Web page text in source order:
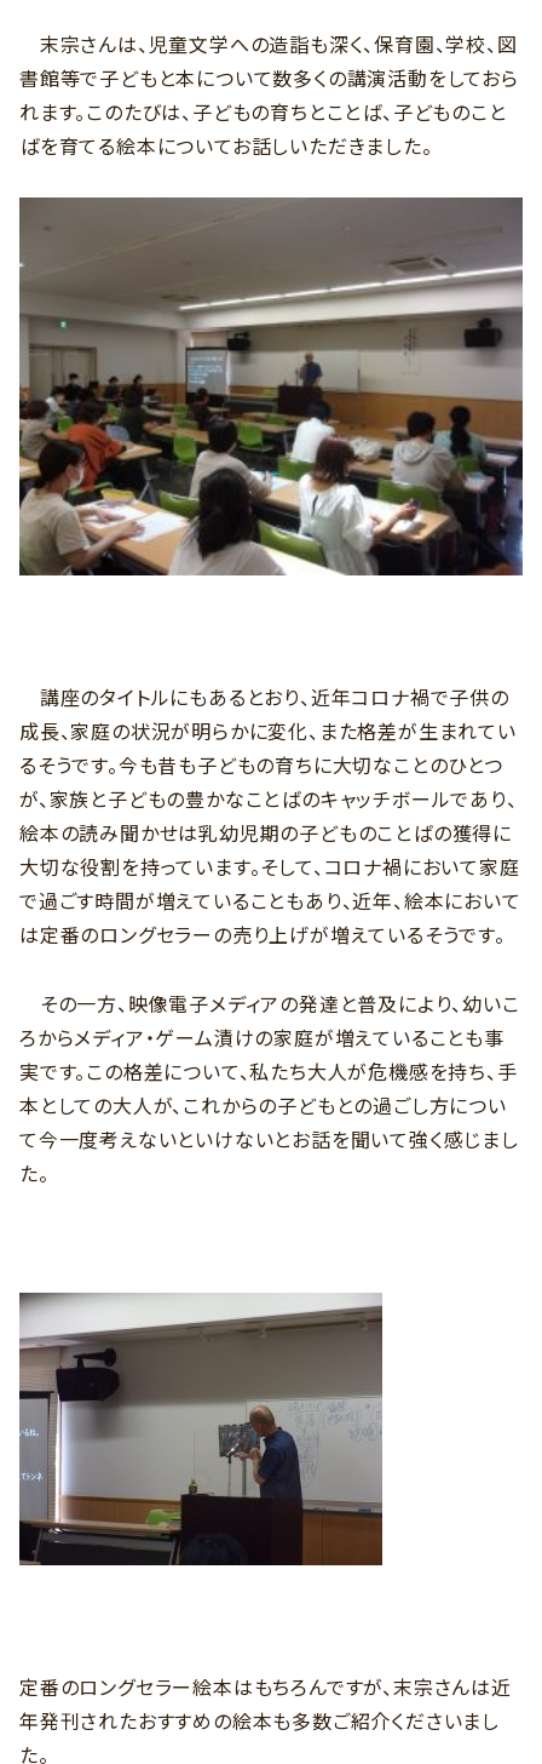
末宗さんは、児童文学への造詣も深く、保育園、学校、図
書館等で子どもと本について数多くの講演活動をしておら
れます。このたびは、子どもの育ちとことば、子どものこと
ばを育てる絵本についてお話しいただきました。
講座のタイトルにもあるとおり、近年コロナ禍で子供の
成長、家庭の状況が明らかに変化、また格差が生まれてい
るそうです。今も昔も子どもの育ちに大切なことのひとつ
が、家族と子どもの豊かなことばのキャッチボールであり、
絵本の読み聞かせは乳幼児期の子どものことばの獲得に
大切な役割を持っています。そして、コロナ禍において家庭
で過ごす時間が増えていることもあり、近年、絵本において
は定番のロングセラーの売り上げが増えているそうです。
その一方、映像電子メディアの発達と普及により、幼いこ
ろからメディア・ゲーム漬けの家庭が増えていることも事
実です。この格差について、私たち大人が危機感を持ち、手
本としての大人が、これからの子どもとの過ごし方につい
て今一度考えないといけないとお話を聞いて強く感じまし
た。
定番のロングセラー絵本はもちろんですが、末宗さんは近
年発刊されたおすすめの絵本も多数ご紹介くださいまし
た。